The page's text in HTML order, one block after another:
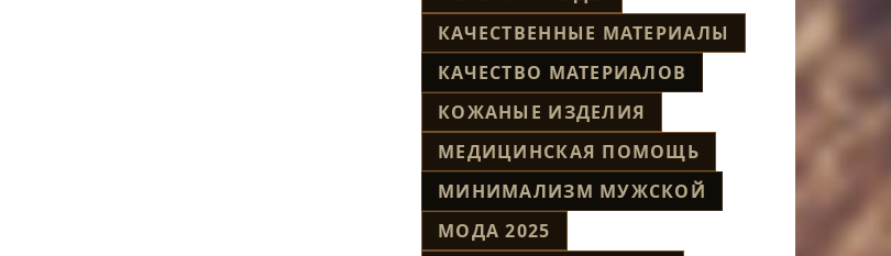
КАЧЕСТВЕННЫЕ МАТЕРИАЛЫ
КАЧЕСТВО МАТЕРИАЛОВ
КОЖАНЫЕ ИЗДЕЛИЯ
МЕДИЦИНСКАЯ ПОМОЩЬ
МИНИМАЛИЗМ МУЖСКОЙ
МОДА 2025